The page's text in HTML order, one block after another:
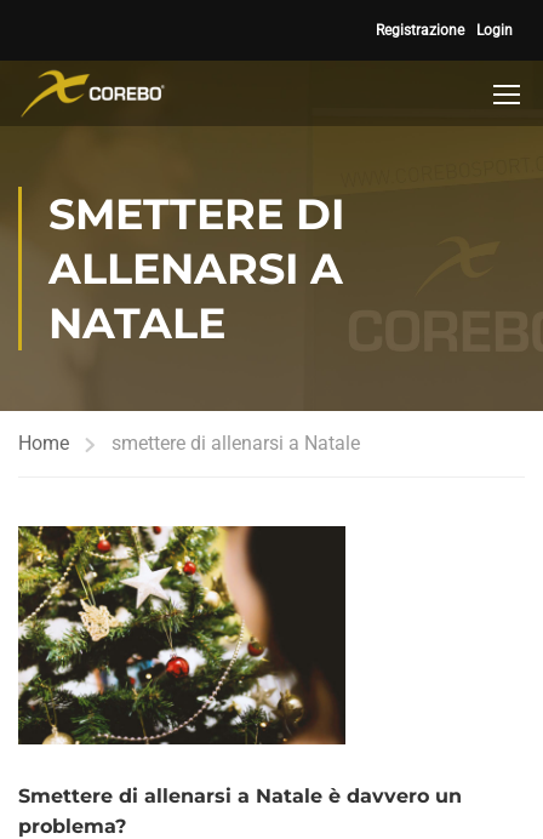
Registrazione Login
SMETTERE DI
ALLENARSI A
NATALE
Home smettere di allenarsi a Natale
Smettere di allenarsi a Natale è davvero un
problema?